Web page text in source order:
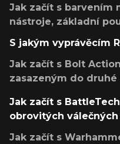
Jak začít s barvením
nástroje, základní
S jakým vyprávěcím
Jak začít s Bolt
zasazeným do
Jak začít s
obrovitých
Jak začít s